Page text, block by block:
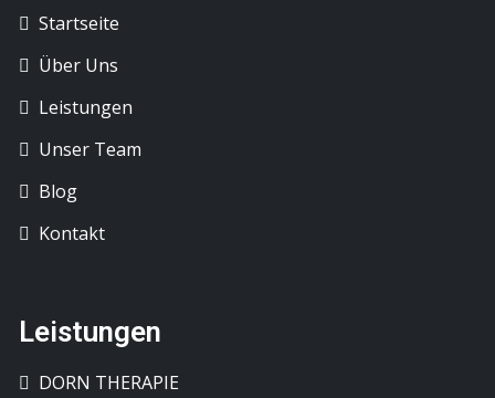
Startseite
Über Uns
Leistungen
Unser Team
Blog
Kontakt
Leistungen
DORN THERAPIE